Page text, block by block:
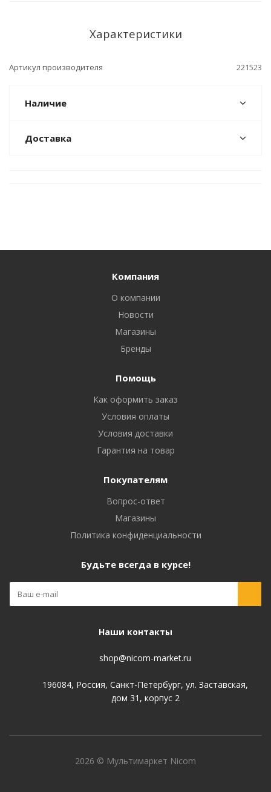
Характеристики
Артикул производителя 221523
Наличие
Доставка
Компания
О компании
Новости
Магазины
Бренды
Помощь
Как оформить заказ
Условия оплаты
Условия доставки
Гарантия на товар
Покупателям
Вопрос-ответ
Магазины
Политика конфиденциальности
Будьте всегда в курсе!
Наши контакты
shop@nicom-market.ru
196084, Россия, Санкт-Петербург, ул. Заставская,
дом 31, корпус 2
2026 © Мультимаркет Nicom